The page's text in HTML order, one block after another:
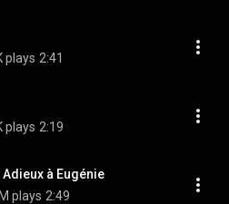
plays 2:41
plays 2:19
à Eugénie
plays 2:49